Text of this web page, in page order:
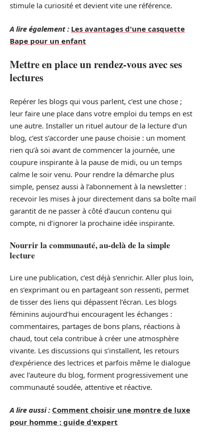
stimule la curiosité et devient vite une référence.
A lire également : Les avantages d'une casquette
Bape pour un enfant
Mettre en place un rendez-vous avec ses
lectures
Repérer les blogs qui vous parlent, c’est une chose ;
leur faire une place dans votre emploi du temps en est
une autre. Installer un rituel autour de la lecture d’un
blog, c’est s’accorder une pause choisie : un moment
rien qu’à soi avant de commencer la journée, une
coupure inspirante à la pause de midi, ou un temps
calme le soir venu. Pour rendre la démarche plus
simple, pensez aussi à l’abonnement à la newsletter :
recevoir les mises à jour directement dans sa boîte mail
garantit de ne passer à côté d’aucun contenu qui
compte, ni d’ignorer la prochaine idée inspirante.
Nourrir la communauté, au-delà de la simple
lecture
Lire une publication, c’est déjà s’enrichir. Aller plus loin,
en s’exprimant ou en partageant son ressenti, permet
de tisser des liens qui dépassent l’écran. Les blogs
féminins aujourd’hui encouragent les échanges :
commentaires, partages de bons plans, réactions à
chaud, tout cela contribue à créer une atmosphère
vivante. Les discussions qui s’installent, les retours
d’expérience des lectrices et parfois même le dialogue
avec l’auteure du blog, forment progressivement une
communauté soudée, attentive et réactive.
A lire aussi : Comment choisir une montre de luxe
pour homme : guide d'expert